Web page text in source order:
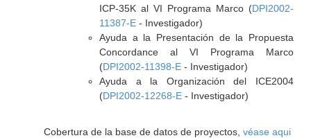
ICP-35K al VI Programa Marco (DPI2002-
11387-E- Investigador)
Ayuda a la Presentación de la Propuesta
Concordance al VI Programa Marco
(DPI2002-11398-E- Investigador)
Ayuda a la Organización del ICE2004
(DPI2002-12268-E- Investigador)
Cobertura de la base de datos de proyectos, véase aqui